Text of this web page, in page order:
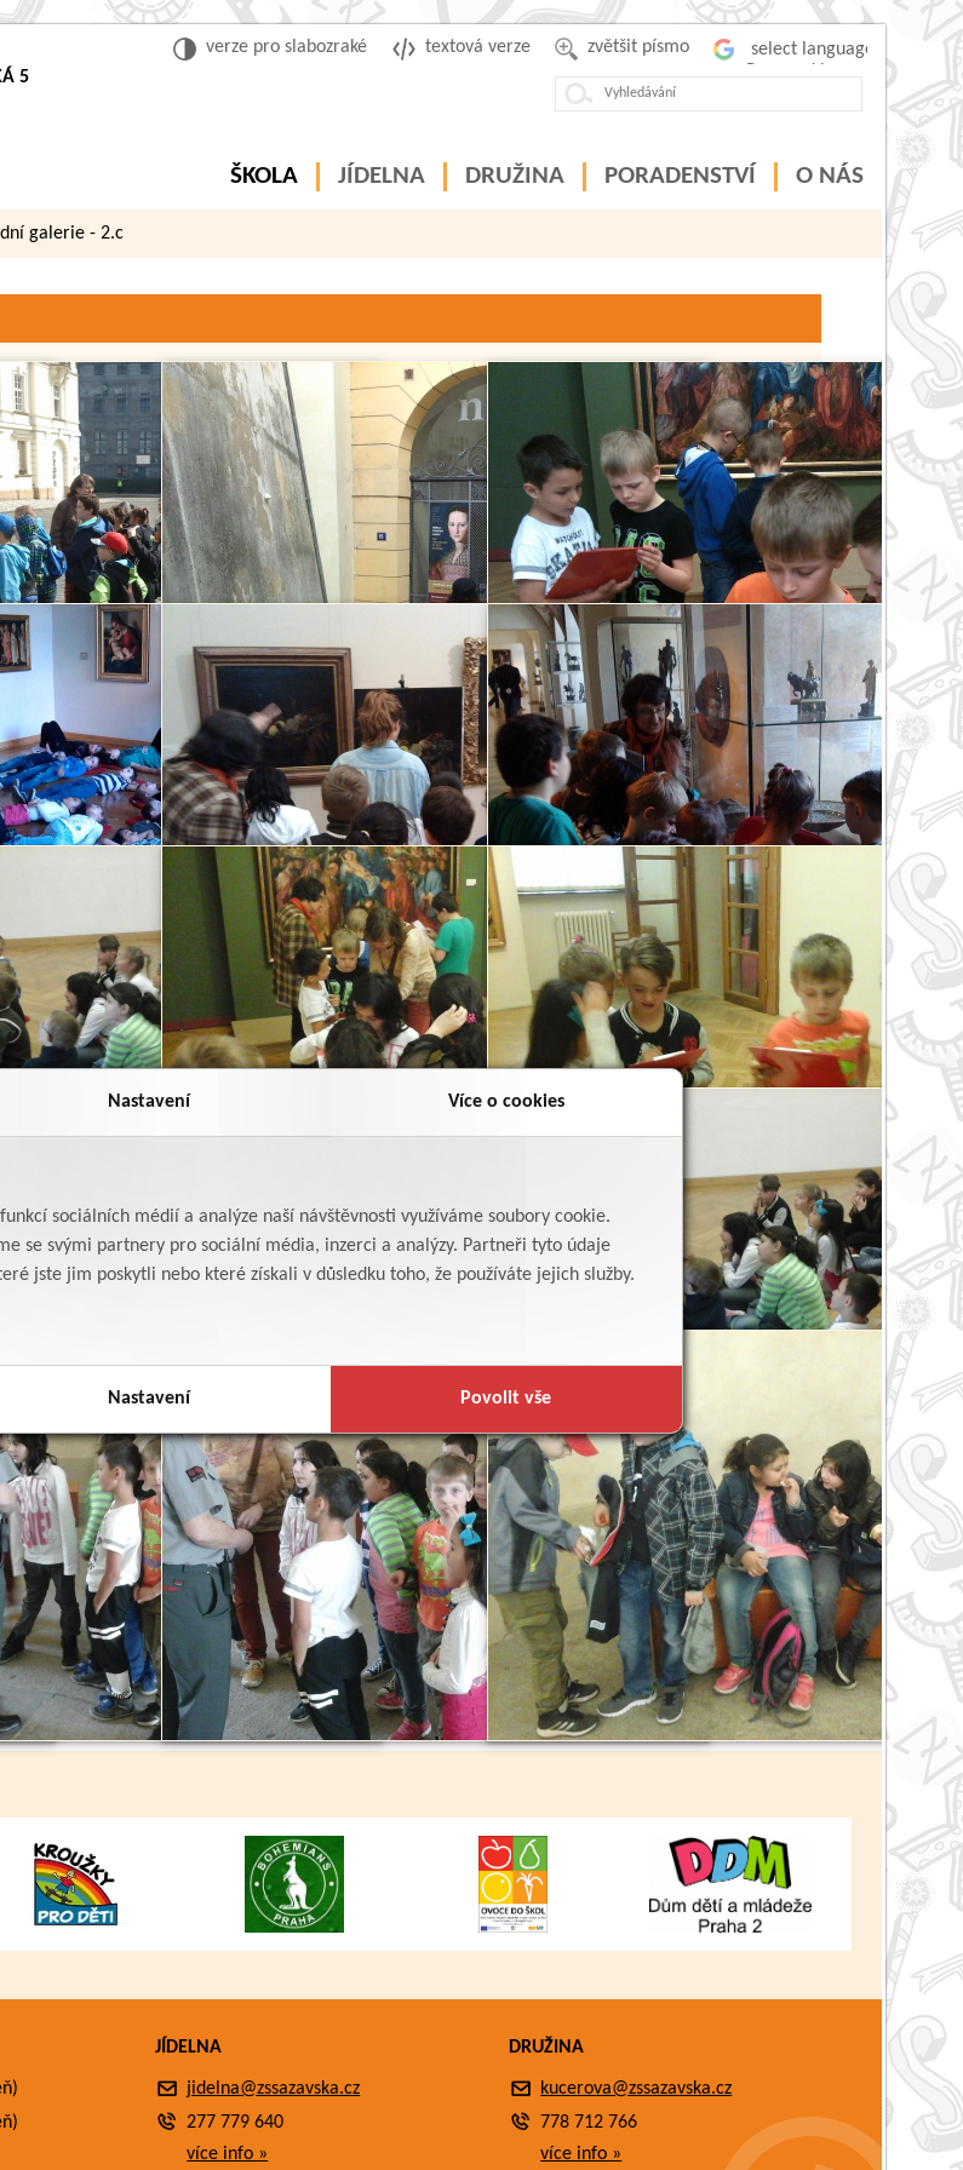
Nastavení Více o cookies
sociálních médií a analýze naší návštěvnosti využíváme soubory cookie.
se svými partnery pro sociální média, inzerci a analýzy. Partneři tyto údaje
jste jim poskytli nebo které získali v důsledku toho, že používáte jejich služby.
Nastavení Povolit vše
zvětšit písmo
textová verze
verze pro slabozraké
5
ŠKOLA JÍDELNA DRUŽINA PORADENSTVÍ O NÁS
galerie - 2.c
Zpět
JÍDELNA
jidelna@zssazavska.cz
277 779 640
více info »
DRUŽINA
kucerova@zssazavska.cz
778 712 766
více info »